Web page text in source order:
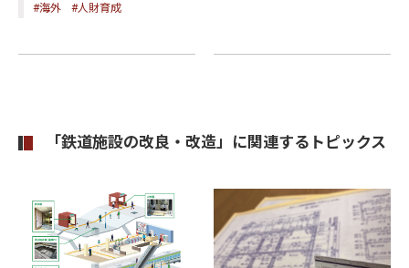
#海外
#人財育成
「鉄道施設の改良・改造」に関連するトピックス